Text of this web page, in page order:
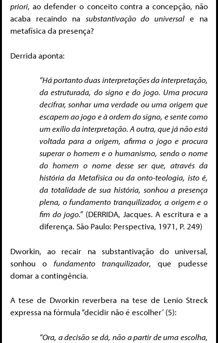
priori, ao defender o conceito contra a concepção, não
acaba recaindo na substantivação do universale na
metafísica da presença?
Derrida aponta:
“Há portanto duas interpretações da interpretação,
da estruturada, do signo e do jogo. Uma procura
decifrar, sonhar uma verdade ou uma origem que
escapem ao jogo e à ordem do signo, e sente como
um exílio da interpretação. A outra, que já não está
voltada para a origem, afirma o jogo e procura
superar o homem e o humanismo, sendo o nome
do homem o nome desse ser que, através da
história da Metafísica ou da onto-teologia, isto é,
da totalidade de sua história, sonhou a presença
plena, o fundamento tranquilizador, a origem e o
fim do jogo.”(DERRIDA, Jacques. A escritura e a
diferença. São Paulo: Perspectiva, 1971, P. 249)
Dworkin, ao recair na substantivação do universal,
sonhou o fundamento tranquilizador, que pudesse
domar a contingência.
A tese de Dworkin reverbera na tese de Lenio Streck
expressa na fórmula “decidir não é escolher’ (5):
“Ora, a decisão se dá, não a partir de uma escolha,